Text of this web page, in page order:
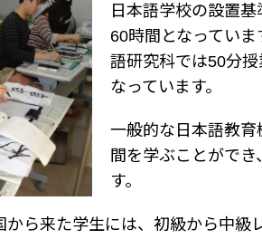
日本語学校の設置
60時間となってい
語研究科では50分
なっています。
一般的な日本語教
間を学ぶことがで
す。
から来た学生には、初級から中級